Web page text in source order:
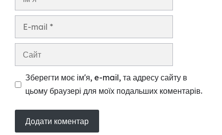
Сайт
Зберегти моє ім'я, e-mail, та адресу сайту в
цьому браузері для моїх подальших коментарів.